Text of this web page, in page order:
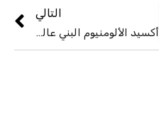
التالي
أكسيد الألومنيوم البني عالي النقاء 95% كوروندوم بني